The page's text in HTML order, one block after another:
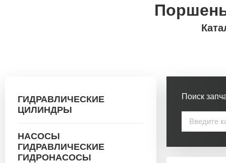
ГИДРАВЛИЧЕСКИЕ
ЦИЛИНДРЫ
НАСОСЫ
ГИДРАВЛИЧЕСКИЕ
ГИДРОНАСОСЫ
Поиск